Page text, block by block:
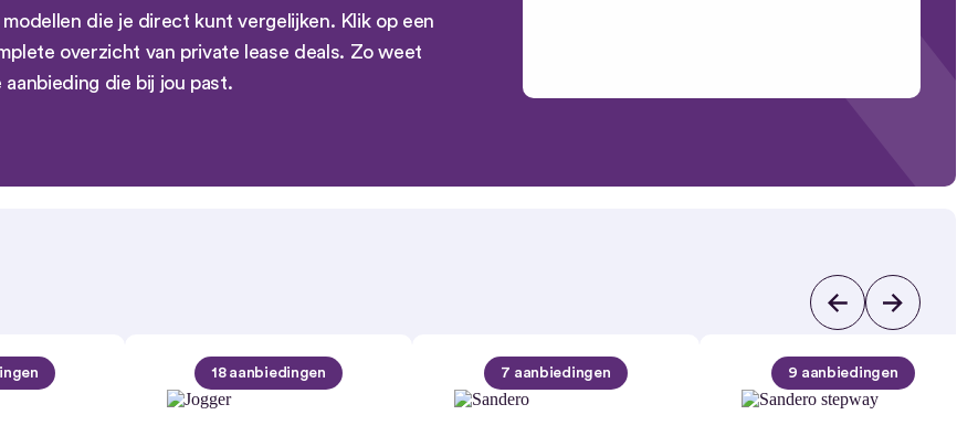
die je direct kunt vergelijken. Klik op een
overzicht van private lease deals. Zo weet
die bij jou past.
18 aanbiedingen 7 aanbiedingen 9 aanbiedingen